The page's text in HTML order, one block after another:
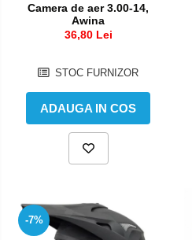
Camera de aer 3.00-14,
Awina
36,80 Lei
STOC FURNIZOR
ADAUGA IN COS
-7%